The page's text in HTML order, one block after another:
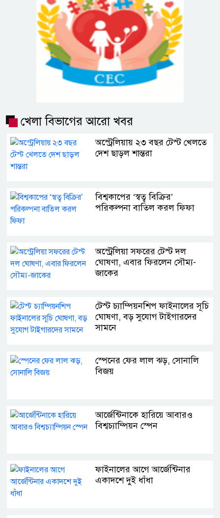
খেলা বিভাগের আরো খবর
অস্ট্রেলিয়ায় ২৩ বছর টেস্ট খেলতে
দেশ ছাড়ল শান্তরা
বিশ্বকাপের ‘স্বত্ব বিক্রির’
পরিকল্পনা বাতিল করল ফিফা
অস্ট্রেলিয়া সফরের টেস্ট দল
ঘোষণা, এবার ফিরলেন সৌম্য-
জাকের
টেস্ট চ্যাম্পিয়নশিপ ফাইনালের সূচি
ঘোষণা, বড় সুযোগ টাইগারদের
সামনে
স্পেনের ফের লাল ঝড়, সোনালি
বিজয়
আর্জেন্টিনাকে হারিয়ে আবারও
বিশ্বচ্যাম্পিয়ন স্পেন
ফাইনালের আগে আর্জেন্টিনার
একাদশে দুই ধাঁধা